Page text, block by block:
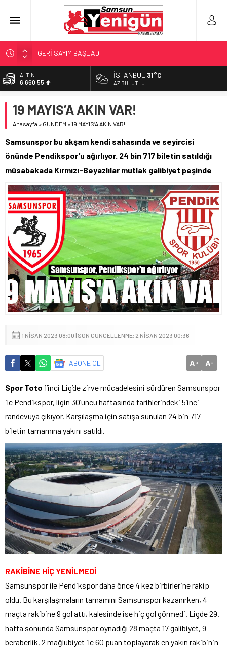
GERİ SAYIM BAŞLADI
SAMSUNSPOR’DA HEDEF 5’İNCİLİK!
‘BAFRA’YA YATIRIM YAPIN!’
YÖNETİCİ SEÇERKEN YAPILAN EN BÜYÜK HATALAR
BİST
13.779,39
47,7111
EURO
6.660,55
İSTANBUL 31°C
AZ BULUTLU
19 MAYIS’A AKIN VAR!
Anasayfa » GÜNDEM »19 MAYIS’A AKIN VAR!
Samsunspor bu akşam kendi sahasında ve seyircisi
önünde Pendikspor’u ağırlıyor. 24 bin 717 biletin satıldığı
müsabakada Kırmızı-Beyazlılar mutlak galibiyet peşinde
1 NISAN 2023 08:00 | SON GÜNCELLENME: 2 NISAN 2023 00:36
ABONE OL A+ A-
Spor Toto 1’inci Lig’de zirve mücadelesini sürdüren Samsunspor
ile Pendikspor, ligin 30’uncu haftasında tarihlerindeki 5’inci
randevuya çıkıyor. Karşılaşma için satışa sunulan 24 bin 717
biletin tamamına yakını satıldı.
RAKİBİNE HİÇ YENİLMEDİ
Samsunspor ile Pendikspor daha önce 4 kez birbirlerine rakip
oldu. Bu karşılaşmaların tamamını Samsunspor kazanırken, 4
maçta rakibine 9 gol attı, kalesinde ise hiç gol görmedi. Ligde 29.
hafta sonunda Samsunspor oynadığı 28 maçta 17 galibiyet, 9
beraberlik, 2 mağlubiyet ile 60 puan toplayarak en yakın rakibinin